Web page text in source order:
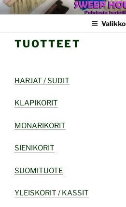
Siirry
sisältöönSWEEPHOUSE
Valikko
TUOTTEET
HARJAT / SUDIT
KLAPIKORIT
MONARIKORIT
SIENIKORIT
SUOMITUOTE
YLEISKORIT / KASSIT